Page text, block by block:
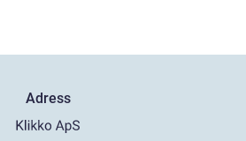
Adress